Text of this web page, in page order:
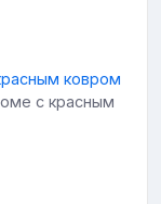
с красным